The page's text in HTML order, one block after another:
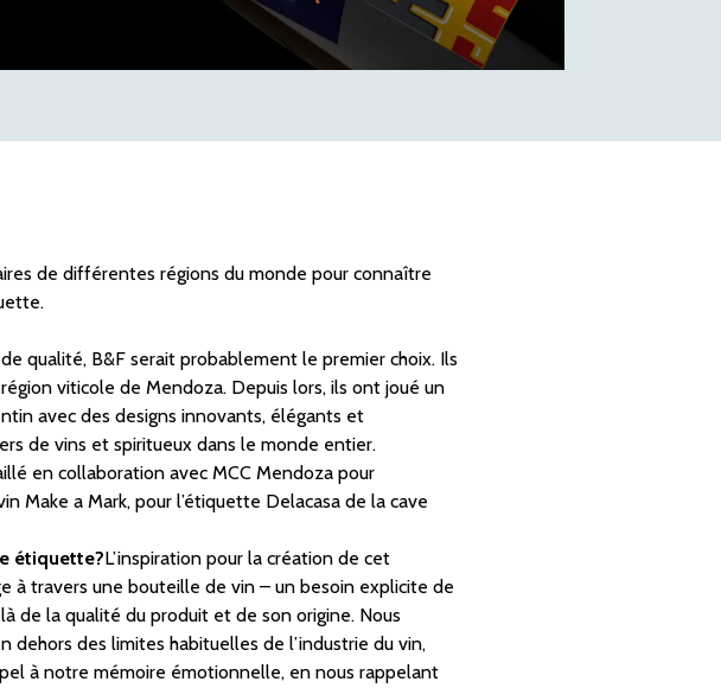
de différentes régions du monde pour connaître
qualité, B&F serait probablement le premier choix. Ils
viticole de Mendoza. Depuis lors, ils ont joué un
avec des designs innovants, élégants et
de vins et spiritueux dans le monde entier.
en collaboration avec MCC Mendoza pour
a Mark, pour l’étiquette Delacasa de la cave
étiquette?L’inspiration pour la création de cet
à travers une bouteille de vin – un besoin explicite de
de la qualité du produit et de son origine. Nous
des limites habituelles de l’industrie du vin,
à notre mémoire émotionnelle, en nous rappelant